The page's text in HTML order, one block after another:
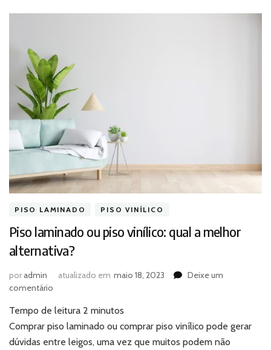
PISO LAMINADO PISO VINÍLICO
Piso laminado ou piso vinílico: qual a melhor
alternativa?
poradmin atualizado em maio 18, 2023
Deixe um
comentário
laminado
ou
piso
Tempo de leitura 2 minutos
Comprar piso laminado ou comprar piso vinílico pode gerar
dúvidas entre leigos, uma vez que muitos podem não